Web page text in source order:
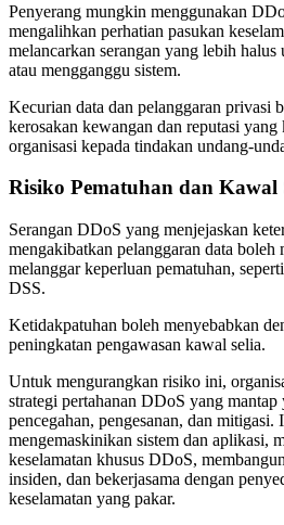
Penyerang mungkin menggunakan
mengalihkan perhatian pasukan
melancarkan serangan yang lebih
atau mengganggu sistem.
Kecurian data dan pelanggaran privasi
kerosakan kewangan dan reputasi yang
organisasi kepada tindakan undang-
Risiko Pematuhan dan Kawal
Serangan DDoS yang menjejaskan
mengakibatkan pelanggaran data boleh
melanggar keperluan pematuhan,
DSS.
Ketidakpatuhan boleh menyebabkan
peningkatan pengawasan kawal selia.
Untuk mengurangkan risiko ini,
strategi pertahanan DDoS yang
pencegahan, pengesanan, dan mitigasi.
mengemaskinikan sistem dan aplikasi,
keselamatan khusus DDoS,
insiden, dan bekerjasama dengan
keselamatan yang pakar.